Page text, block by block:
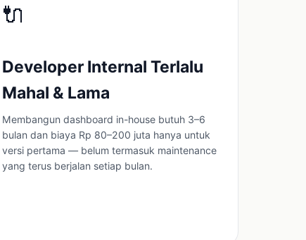
🔌
Developer Internal Terlalu
Mahal & Lama
Membangun dashboard in-house butuh 3–6
bulan dan biaya Rp 80–200 juta hanya untuk
versi pertama — belum termasuk maintenance
yang terus berjalan setiap bulan.